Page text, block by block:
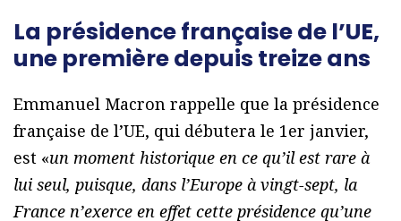
La présidence française de l’UE,
une première depuis treize ans
Emmanuel Macron rappelle que la présidence
française de l’UE, qui débutera le 1er janvier,
est «un moment historique en ce qu’il est rare à
lui seul, puisque, dans l’Europe à vingt-sept, la
France n’exerce en effet cette présidence qu’une